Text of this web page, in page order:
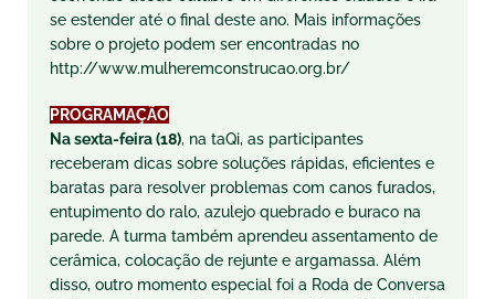
se estender até o final deste ano. Mais informações
sobre o projeto podem ser encontradas no
http://www.mulheremconstrucao.org.br/
PROGRAMAÇÃO
Na sexta-feira (18), na taQi, as participantes
receberam dicas sobre soluções rápidas, eficientes e
baratas para resolver problemas com canos furados,
entupimento do ralo, azulejo quebrado e buraco na
parede. A turma também aprendeu assentamento de
cerâmica, colocação de rejunte e argamassa. Além
disso, outro momento especial foi a Roda de Conversa